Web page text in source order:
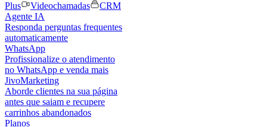
Plus
Videochamadas
CRM
Agente IA
Responda perguntas frequentes
automaticamente
WhatsApp
Profissionalize o atendimento
no WhatsApp e venda mais
JivoMarketing
Aborde clientes na sua página
antes que saiam e recupere
carrinhos abandonados
Planos